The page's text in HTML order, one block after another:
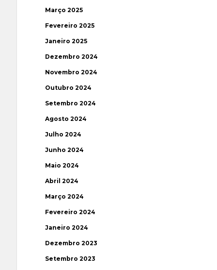
Março 2025
Fevereiro 2025
Janeiro 2025
Dezembro 2024
Novembro 2024
Outubro 2024
Setembro 2024
Agosto 2024
Julho 2024
Junho 2024
Maio 2024
Abril 2024
Março 2024
Fevereiro 2024
Janeiro 2024
Dezembro 2023
Setembro 2023